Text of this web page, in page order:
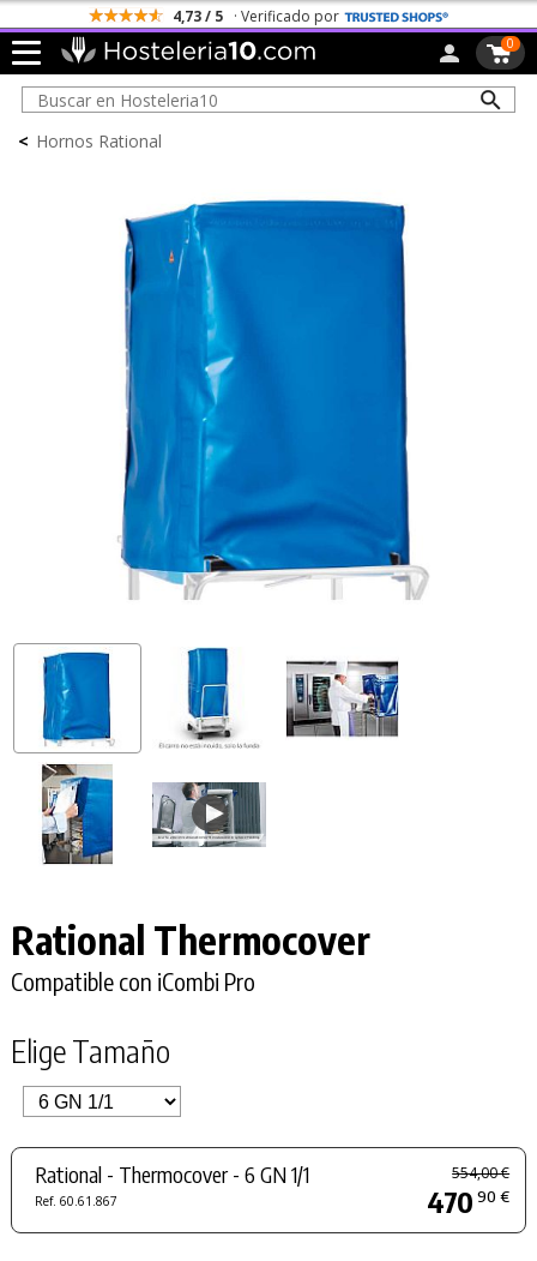
4,73 / 5 · Verificado por
0
< Hornos Rational
Rational Thermocover
Compatible con iCombi Pro
Elige Tamaño
Rational - Thermocover - 6 GN 1/1
Ref. 60.61.867
554,00 €
470 90 €